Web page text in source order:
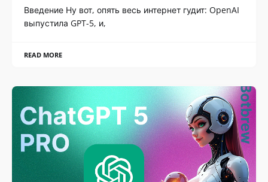
Введение Ну вот, опять весь интернет гудит: OpenAI
выпустила GPT-5, и,
READ MORE